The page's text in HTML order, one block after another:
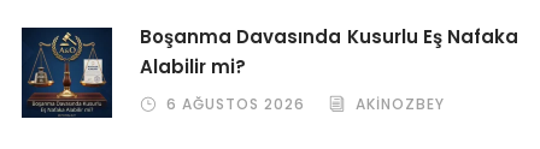
Boşanma Davasında Kusurlu Eş Nafaka
Alabilir mi?
6 AĞUSTOS 2026 AKINOZBEY